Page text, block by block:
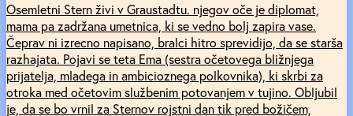
Osemletni Stern živi v Graustadtu. njegov oče je diplomat,
mama pa zadržana umetnica, ki se vedno bolj zapira vase.
Čeprav ni izrecno napisano, bralci hitro sprevidijo, da se starša
razhajata. Pojavi se teta Ema (sestra očetovega bližnjega
prijatelja, mladega in ambicioznega polkovnika), ki skrbi za
otroka med očetovim službenim potovanjem v tujino. Obljubil
je, da se bo vrnil za Sternov rojstni dan tik pred božičem,